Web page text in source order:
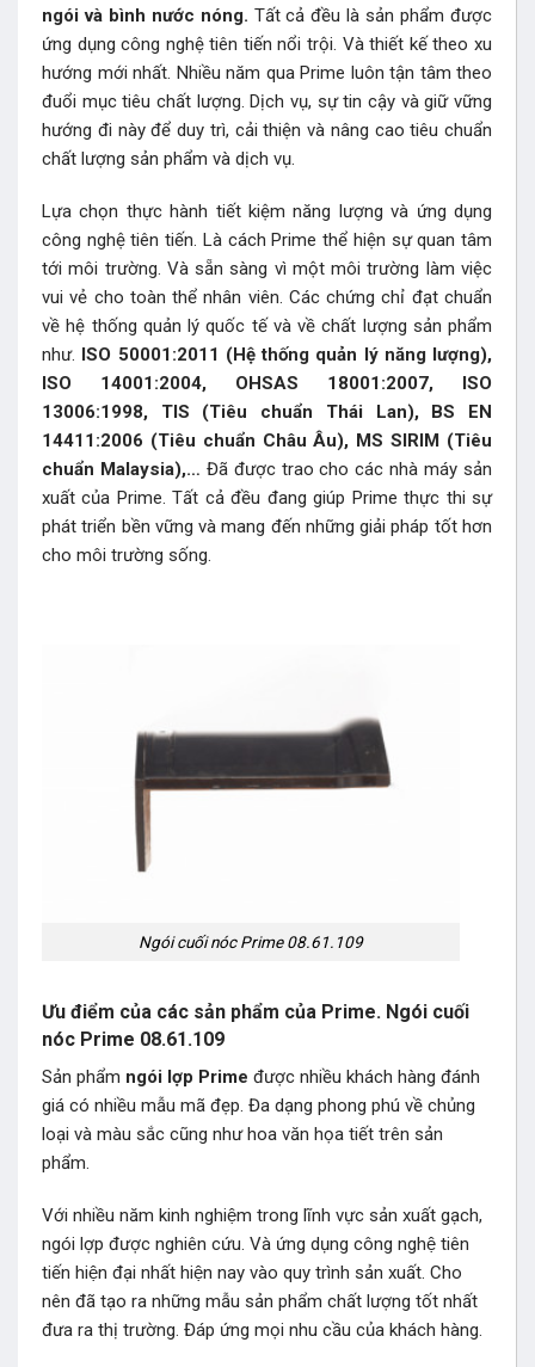
ngói và bình nước nóng. Tất cả đều là sản phẩm được
ứng dụng công nghệ tiên tiến nổi trội. Và thiết kế theo xu
hướng mới nhất. Nhiều năm qua Prime luôn tận tâm theo
đuổi mục tiêu chất lượng. Dịch vụ, sự tin cậy và giữ vững
hướng đi này để duy trì, cải thiện và nâng cao tiêu chuẩn
chất lượng sản phẩm và dịch vụ.
Lựa chọn thực hành tiết kiệm năng lượng và ứng dụng
công nghệ tiên tiến. Là cách Prime thể hiện sự quan tâm
tới môi trường. Và sẵn sàng vì một môi trường làm việc
vui vẻ cho toàn thể nhân viên. Các chứng chỉ đạt chuẩn
về hệ thống quản lý quốc tế và về chất lượng sản phẩm
như. ISO 50001:2011 (Hệ thống quản lý năng lượng),
ISO 14001:2004, OHSAS 18001:2007, ISO
13006:1998, TIS (Tiêu chuẩn Thái Lan), BS EN
14411:2006 (Tiêu chuẩn Châu Âu), MS SIRIM (Tiêu
chuẩn Malaysia),… Đã được trao cho các nhà máy sản
xuất của Prime. Tất cả đều đang giúp Prime thực thi sự
phát triển bền vững và mang đến những giải pháp tốt hơn
cho môi trường sống.
Ngói cuối nóc Prime 08.61.109
Ưu điểm của các sản phẩm của Prime. Ngói cuối
nóc Prime 08.61.109
Sản phẩm ngói lợp Prime được nhiều khách hàng đánh
giá có nhiều mẫu mã đẹp. Đa dạng phong phú về chủng
loại và màu sắc cũng như hoa văn họa tiết trên sản
phẩm.
Với nhiều năm kinh nghiệm trong lĩnh vực sản xuất gạch,
ngói lợp được nghiên cứu. Và ứng dụng công nghệ tiên
tiến hiện đại nhất hiện nay vào quy trình sản xuất. Cho
nên đã tạo ra những mẫu sản phẩm chất lượng tốt nhất
đưa ra thị trường. Đáp ứng mọi nhu cầu của khách hàng.